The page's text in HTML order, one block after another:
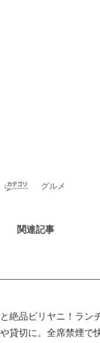
グルメ
関連記事
絶品ビリヤニ！ラ
貸切に。全席禁煙で